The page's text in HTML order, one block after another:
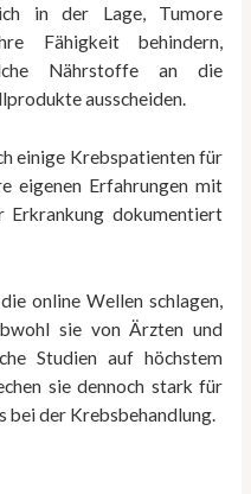
in der Lage, Tumore
Fähigkeit behindern,
Nährstoffe an die
ausscheiden.
einige Krebspatienten für
eigenen Erfahrungen mit
Erkrankung dokumentiert
online Wellen schlagen,
sie von Ärzten und
Studien auf höchstem
sie dennoch stark für
der Krebsbehandlung.